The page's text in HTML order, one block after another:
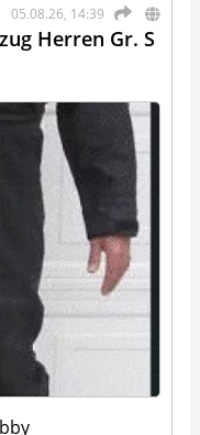
05.08.26, 14:39
Herren Gr. S